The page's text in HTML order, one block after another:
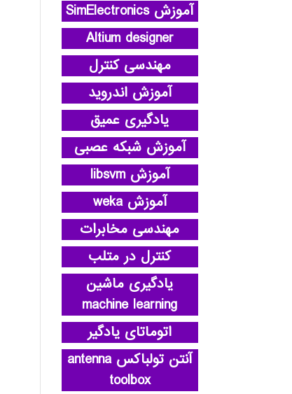
آموزش SimElectronics
Altium designer
مهندسی کنترل
آموزش اندروید
یادگیری عمیق
آموزش شبکه عصبی
آموزش libsvm
آموزش weka
مهندسی مخابرات
کنترل در متلب
یادگیری ماشین
machine learning
اتوماتای یادگیر
آنتن تولباکس antenna
toolbox